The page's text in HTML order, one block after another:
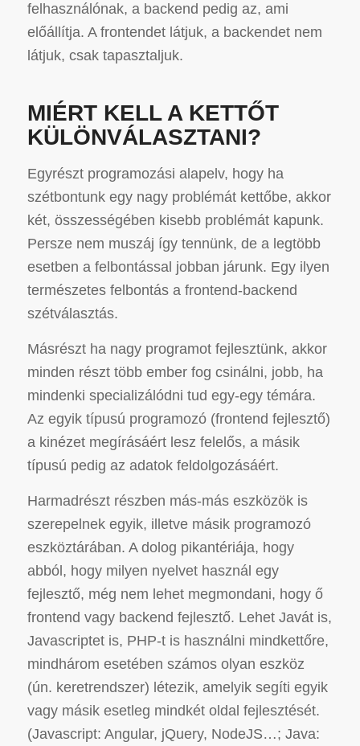
felhasználónak, a backend pedig az, ami
előállítja. A frontendet látjuk, a backendet nem
látjuk, csak tapasztaljuk.
MIÉRT KELL A KETTŐT
KÜLÖNVÁLASZTANI?
Egyrészt programozási alapelv, hogy ha
szétbontunk egy nagy problémát kettőbe, akkor
két, összességében kisebb problémát kapunk.
Persze nem muszáj így tennünk, de a legtöbb
esetben a felbontással jobban járunk. Egy ilyen
természetes felbontás a frontend-backend
szétválasztás.
Másrészt ha nagy programot fejlesztünk, akkor
minden részt több ember fog csinálni, jobb, ha
mindenki specializálódni tud egy-egy témára.
Az egyik típusú programozó (frontend fejlesztő)
a kinézet megírásáért lesz felelős, a másik
típusú pedig az adatok feldolgozásáért.
Harmadrészt részben más-más eszközök is
szerepelnek egyik, illetve másik programozó
eszköztárában. A dolog pikantériája, hogy
abból, hogy milyen nyelvet használ egy
fejlesztő, még nem lehet megmondani, hogy ő
frontend vagy backend fejlesztő. Lehet Javát is,
Javascriptet is, PHP-t is használni mindkettőre,
mindhárom esetében számos olyan eszköz
(ún. keretrendszer) létezik, amelyik segíti egyik
vagy másik esetleg mindkét oldal fejlesztését.
(Javascript: Angular, jQuery, NodeJS…; Java: